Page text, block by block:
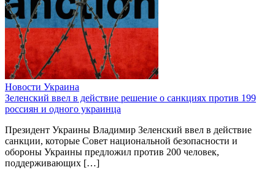
Новости Украина
Зеленский ввел в действие решение о санкциях против 199
россиян и одного украинца
Президент Украины Владимир Зеленский ввел в действие
санкции, которые Совет национальной безопасности и
обороны Украины предложил против 200 человек,
поддерживающих […]